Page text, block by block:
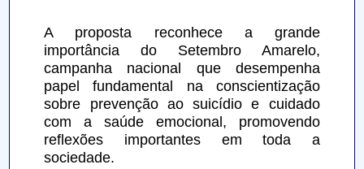
A proposta reconhece a grande
importância do Setembro Amarelo,
campanha nacional que desempenha
papel fundamental na conscientização
sobre prevenção ao suicídio e cuidado
com a saúde emocional, promovendo
reflexões importantes em toda a
sociedade.